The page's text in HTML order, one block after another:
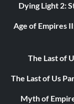
Dying Light 2:
Age of Empires
The Last of
The Last of Us
Myth of